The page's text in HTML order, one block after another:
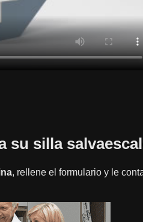
su silla
, rellene el formulario y le